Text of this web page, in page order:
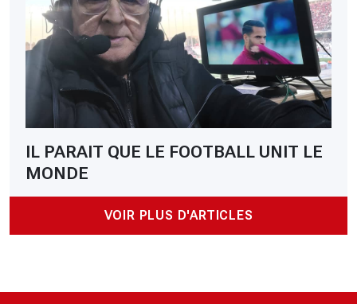
IL PARAIT QUE LE FOOTBALL UNIT LE
MONDE
VOIR PLUS D'ARTICLES